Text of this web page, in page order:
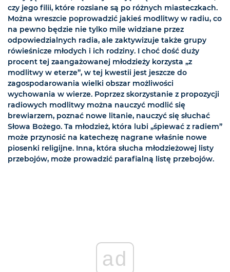
czy jego filii, które rozsiane są po różnych miasteczkach.
Można wreszcie poprowadzić jakieś modlitwy w radiu, co
na pewno będzie nie tylko mile widziane przez
odpowiedzialnych radia, ale zaktywizuje także grupy
rówieśnicze młodych i ich rodziny. I choć dość duży
procent tej zaangażowanej młodzieży korzysta „z
modlitwy w eterze”, w tej kwestii jest jeszcze do
zagospodarowania wielki obszar możliwości
wychowania w wierze. Poprzez skorzystanie z propozycji
radiowych modlitwy można nauczyć modlić się
brewiarzem, poznać nowe litanie, nauczyć się słuchać
Słowa Bożego. Ta młodzież, która lubi „śpiewać z radiem”
może przynosić na katechezę nagrane właśnie nowe
piosenki religijne. Inna, która słucha młodzieżowej listy
przebojów, może prowadzić parafialną listę przebojów.
ad